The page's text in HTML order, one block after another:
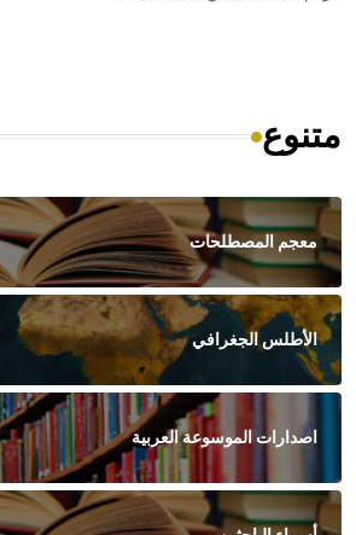
متنوع
معجم المصطلحات
الأطلس الجغرافي
اصدارات الموسوعة العربية